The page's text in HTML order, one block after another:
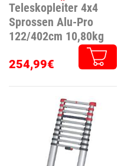
Teleskopleiter 4x4
Sprossen Alu-Pro
122/402cm 10,80kg
254,99€